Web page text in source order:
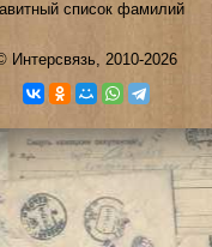
список фамилий
Интерсвязь, 2010-2026